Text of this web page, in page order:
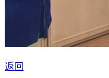
返回